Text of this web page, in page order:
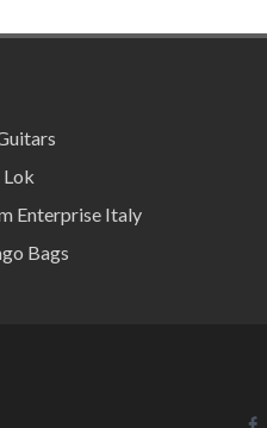
Enterprise Italy
Bags